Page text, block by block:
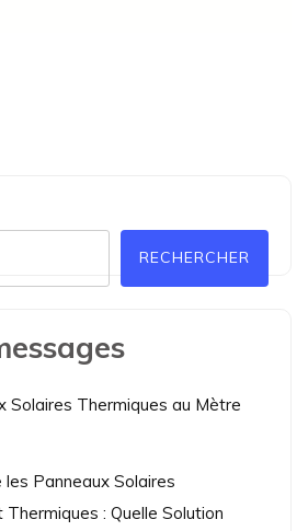
RECHERCHER
Solaires Thermiques au Mètre
Panneaux Solaires
: Quelle Solution